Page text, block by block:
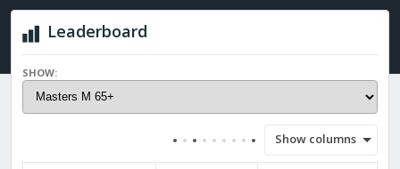
Leaderboard
SHOW:
Show columns